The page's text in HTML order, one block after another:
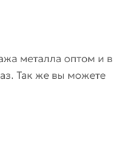
металла оптом и в
Так же вы можете